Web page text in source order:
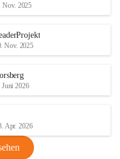
Nov. 2025
Nov. 2025
Juni 2026
Apr. 2026